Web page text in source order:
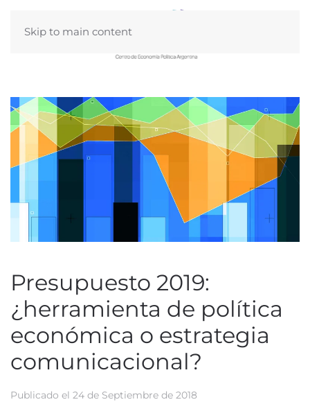
Skip to main content
Presupuesto 2019:
¿herramienta de política
económica o estrategia
comunicacional?
Publicado el 24 de Septiembre de 2018